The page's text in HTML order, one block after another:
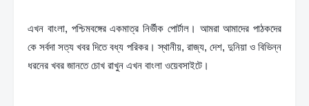
এখন বাংলা, পশ্চিমবঙ্গের একমাত্র নির্ভীক পোর্টাল। আমরা আমাদের পাঠকদের
কে সর্বদা সত্য খবর দিতে বধ্য পরিকর। স্থানীয়, রাজ্য, দেশ, দুনিয়া ও বিভিন্ন
ধরনের খবর জানতে চোখ রাখুন এখন বাংলা ওয়েবসাইটে।